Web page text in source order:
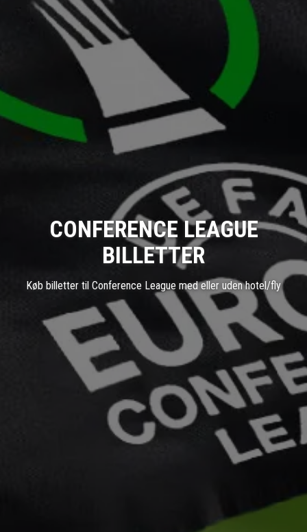
CONFERENCE LEAGUE
BILLETTER
Køb billetter til Conference League med eller uden hotel/fly